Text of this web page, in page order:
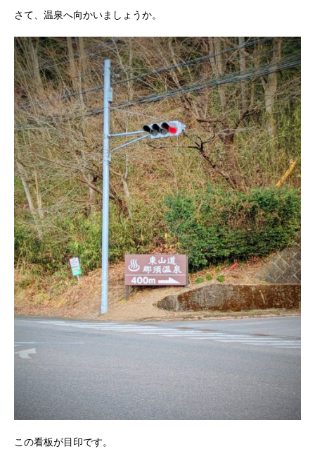
さて、温泉へ向かいましょうか。
この看板が目印です。